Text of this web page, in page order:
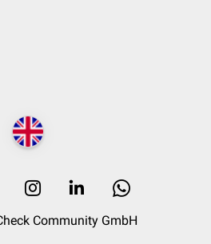
Community GmbH